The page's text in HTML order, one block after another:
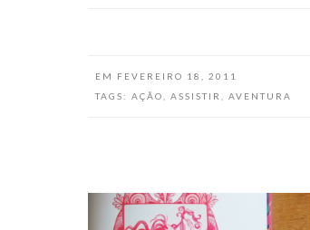
EM
FEVEREIRO 18, 2011
TAGS: AÇÃO ASSISTIR AVENTURA